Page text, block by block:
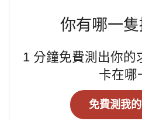
你有哪一隻
1 分鐘免費測出你的
卡在哪
免費測我